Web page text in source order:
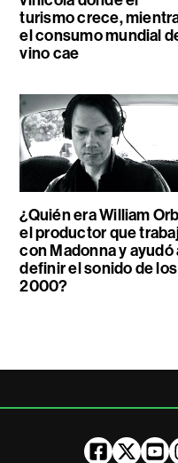
turismo crece,
el consumo mundial
vino cae
¿Quién era William
el productor que
con Madonna y ayudó
definir el sonido de los
2000?